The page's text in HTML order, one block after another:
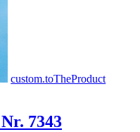
custom.toTheProduct
7343